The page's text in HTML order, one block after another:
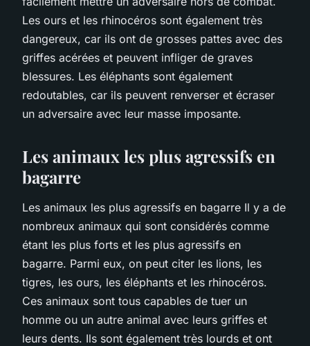
Les ours et les rhinocéros sont également très
dangereux, car ils ont de grosses pattes avec des
griffes acérées et peuvent infliger de graves
blessures. Les éléphants sont également
redoutables, car ils peuvent renverser et écraser
un adversaire avec leur masse imposante.
Les animaux les plus agressifs en
bagarre
Les animaux les plus agressifs en bagarre Il y a de
nombreux animaux qui sont considérés comme
étant les plus forts et les plus agressifs en
bagarre. Parmi eux, on peut citer les lions, les
tigres, les ours, les éléphants et les rhinocéros.
Ces animaux sont tous capables de tuer un
homme ou un autre animal avec leurs griffes et
leurs dents. Ils sont également très lourds et ont